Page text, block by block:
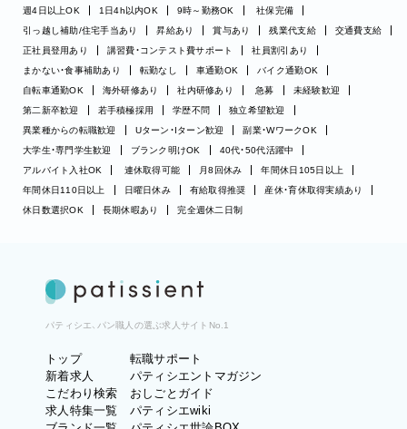
週4日以上OK
1日4h以内OK 9時～勤務OK
社保完備
引っ越し補助/住宅手当あり
昇給あり 賞与あり 残業代支給
交通費支給
正社員登用あり
講習費・コンテスト費サポート
社員割引あり
まかない・食事補助あり
転勤なし 車通勤OK
バイク通勤OK
自転車通勤OK
海外研修あり 社内研修あり 急募
未経験歓迎
第二新卒歓迎
若手積極採用 学歴不問
独立希望歓迎
異業種からの転職歓迎
Uターン・Iターン歓迎
副業・WワークOK
大学生・専門学生歓迎
ブランク明けOK
40代・50代活躍中
アルバイト入社OK
連休取得可能 月8回休み
年間休日105日以上
年間休日110日以上
日曜日休み 有給取得推奨
産休・育休取得実績あり
休日数選択OK
長期休暇あり 完全週休二日制
パティシエ、パン職人の選ぶ求人サイトNo.1
トップ
新着求人
こだわり検索
求人特集一覧
転職サポート
パティシエントマガジン
おしごとガイド
パティシエwiki